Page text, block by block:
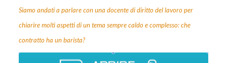
Siamo andati a parlare con una docente di diritto del lavoro per
chiarire molti aspetti di un tema sempre caldo e complesso: che
contratto ha un barista?